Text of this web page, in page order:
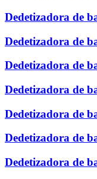
Dedetizadora de
Dedetizadora de
Dedetizadora de
Dedetizadora de
Dedetizadora de
Dedetizadora de
Dedetizadora de